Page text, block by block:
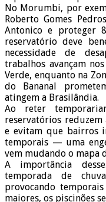
No Morumbi, por
Roberto Gomes
Antonico e proteger
reservatório deve
necessidade de
trabalhos avançam
Verde, enquanto na
do Bananal
atingem a Brasilândia.
Ao reter
reservatórios reduzem
e evitam que bairros
temporais — uma
vem mudando o mapa
A importância
temporada de
provocando
maiores, os piscinões